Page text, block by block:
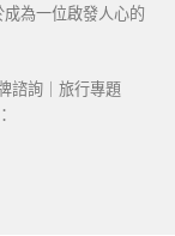
為一位啟發人心的
諮詢｜旅行專題